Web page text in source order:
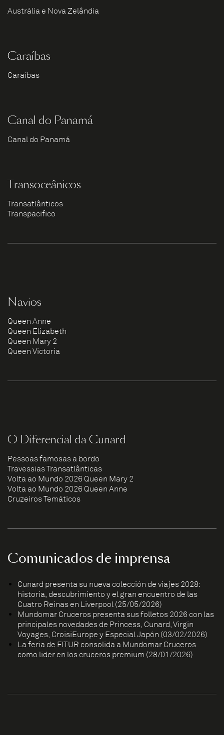
Austrália e Nova Zelândia
Caraíbas
Caraíbas
Canal do Panamá
Canal do Panamá
Transoceânicos
Transatlânticos
Transpacífico
Navios
Queen Anne
Queen Elizabeth
Queen Mary 2
Queen Victoria
O Diferencial da Cunard
Pessoas famosas a bordo
Travessias Transatlânticas
Volta ao Mundo 2026 Queen Mary 2
Volta ao Mundo 2026 Queen Anne
Cruzeiros Temáticos
Comunicados de imprensa
Cunard presenta su nueva colección de viajes 2028:
historia, descubrimiento y el gran encuentro de las
Cuatro Reinas en Liverpool (25/05/2026)
Mundomar Cruceros presenta sus folletos 2026 con las
principales novedades de Princess, Cunard, Virgin
Voyages, CroisiEurope y Especial Japón (03/02/2026)
La feria de FITUR consolida a Mundomar Cruceros
como líder en los cruceros premium (28/01/2026)